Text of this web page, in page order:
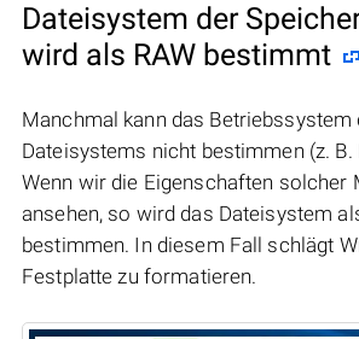
Dateisystem der
wird als RAW bestimmt
Manchmal kann das Betriebssystem
Dateisystems nicht bestimmen (z. B.
Wenn wir die Eigenschaften solcher
ansehen, so wird das Dateisystem
bestimmen. In diesem Fall schlägt
Festplatte zu formatieren.